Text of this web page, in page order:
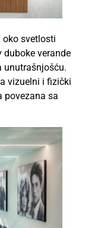
svetlosti
verande
unutrašnjošću.
vizuelni i fizički
povezana sa